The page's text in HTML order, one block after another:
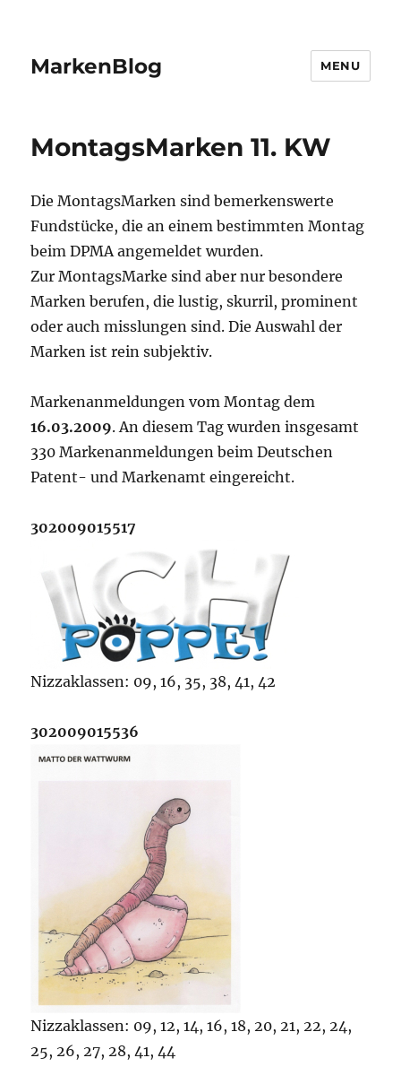
MarkenBlog MENU
MontagsMarken 11. KW
Die MontagsMarken sind bemerkenswerte
Fundstücke, die an einem bestimmten Montag
beim DPMA angemeldet wurden.
Zur MontagsMarke sind aber nur besondere
Marken berufen, die lustig, skurril, prominent
oder auch misslungen sind. Die Auswahl der
Marken ist rein subjektiv.
Markenanmeldungen vom Montag dem
16.03.2009. An diesem Tag wurden insgesamt
330 Markenanmeldungen beim Deutschen
Patent- und Markenamt eingereicht.
302009015517
Nizzaklassen: 09, 16, 35, 38, 41, 42
302009015536
Nizzaklassen: 09, 12, 14, 16, 18, 20, 21, 22, 24,
25, 26, 27, 28, 41, 44